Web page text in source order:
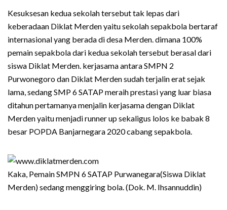
Kesuksesan kedua sekolah tersebut tak lepas dari
keberadaan Diklat Merden yaitu sekolah sepakbola bertaraf
internasional yang berada di desa Merden. dimana 100%
pemain sepakbola dari kedua sekolah tersebut berasal dari
siswa Diklat Merden. kerjasama antara SMPN 2
Purwonegoro dan Diklat Merden sudah terjalin erat sejak
lama, sedang SMP 6 SATAP meraih prestasi yang luar biasa
ditahun pertamanya menjalin kerjasama dengan Diklat
Merden yaitu menjadi runner up sekaligus lolos ke babak 8
besar POPDA Banjarnegara 2020 cabang sepakbola.
Kaka, Pemain SMPN 6 SATAP Purwanegara(Siswa Diklat
Merden) sedang menggiring bola. (Dok. M. Ihsannuddin)